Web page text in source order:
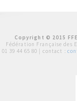
Copyright © 2015
Fédération Française des
01 39 44 65 80 | contact :